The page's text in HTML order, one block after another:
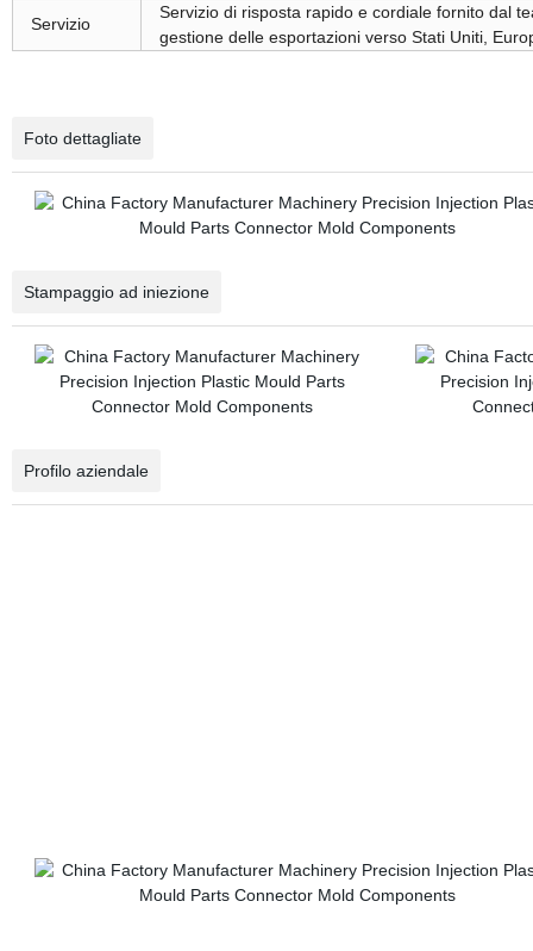
Servizio
Servizio di risposta rapido e cordiale fornito dal
gestione delle esportazioni verso Stati Uniti,
Foto dettagliate
Stampaggio ad iniezione
Profilo aziendale